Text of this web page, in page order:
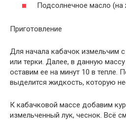
Подсолнечное масло (на
Приготовление
Для начала кабачок измельчим
или терки. Далее, в данную
оставим ее на минут 10 в тепле.
выделится жидкость, которую
К кабачковой массе добавим
измельченный лук, чеснок. Всё